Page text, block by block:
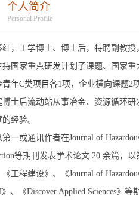
个人简介
Personal Profile
红，工学博士、博士后，特聘副教授
持国家重点研发计划子课题、国家
青年C类项目各1项， 企业横向课题2项
博士后流动站从事冶金、资源循环
的经验。
第一或通讯作者在Journal of
等期刊发表学术论文 20 余篇，
工程建设》、《Journal of
》、《Discover Applied Sciences》等